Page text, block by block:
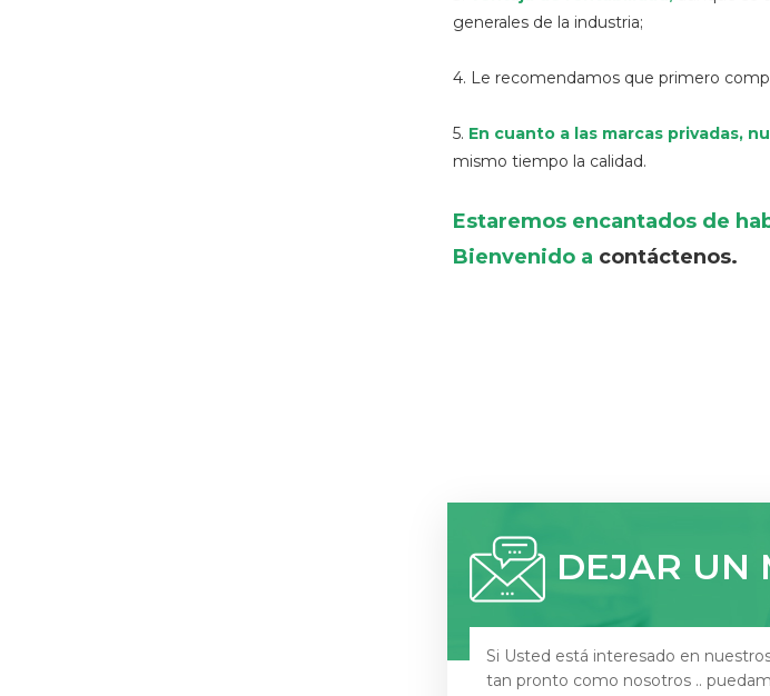
generales de la industria;
4. Le recomendamos que primero
5. En cuanto a las marcas privadas,
mismo tiempo la calidad.
Estaremos encantados de
Bienvenido a contáctenos.
DEJAR UN
Si Usted está interesado en
tan pronto como nosotros ..